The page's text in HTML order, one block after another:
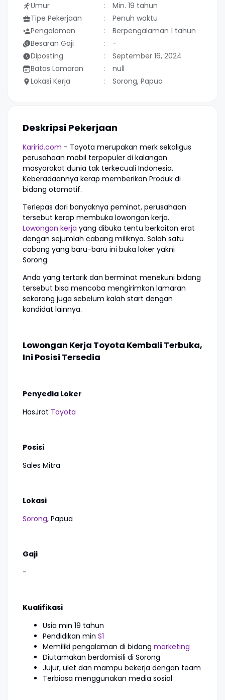
Umur
Min. 19 tahun
Tipe Pekerjaan
Penuh waktu
Pengalaman
Berpengalaman 1 tahun
Besaran Gaji
-
Diposting
September 16, 2024
Batas Lamaran
null
Lokasi Kerja
Sorong, Papua
Deskripsi Pekerjaan
Karirid.com - Toyota merupakan merk sekaligus
perusahaan mobil terpopuler di kalangan
masyarakat dunia tak terkecuali Indonesia.
Keberadaannya kerap memberikan Produk di
bidang otomotif.
Terlepas dari banyaknya peminat, perusahaan
tersebut kerap membuka lowongan kerja.
Lowongan kerja yang dibuka tentu berkaitan erat
dengan sejumlah cabang miliknya. Salah satu
cabang yang baru-baru ini buka loker yakni
Sorong.
Anda yang tertarik dan berminat menekuni bidang
tersebut bisa mencoba mengirimkan lamaran
sekarang juga sebelum kalah start dengan
kandidat lainnya.
Lowongan Kerja Toyota Kembali Terbuka,
Ini Posisi Tersedia
Penyedia Loker
HasJrat Toyota
Posisi
Sales Mitra
Lokasi
Sorong, Papua
Gaji
-
Kualifikasi
Usia min 19 tahun
Pendidikan min S1
Memiliki pengalaman di bidang marketing
Diutamakan berdomisili di Sorong
Jujur, ulet dan mampu bekerja dengan team
Terbiasa menggunakan media sosial